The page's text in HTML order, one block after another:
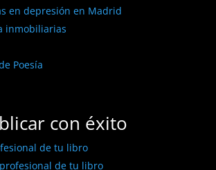
en depresión en Madrid
inmobiliarias
Poesía
con éxito
de tu libro
de tu libro